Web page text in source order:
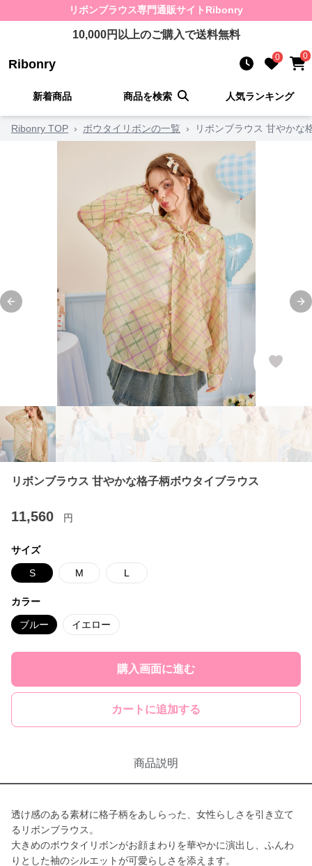
リボンブラウス専門通販サイト Ribonry
10,000円以上のご購入で送料無料
Ribonry 0 0
新着商品 商品を検索 人気ランキング
Ribonry TOP › ボウタイリボンの一覧 › リボンブラウス 甘やかな
Previous slide
リボンブラウス 甘やかな格子柄ボウタイブラウス
11,560 円
サイズ
S M L
カラー
ブルー イエロー
購入画面に進む
カートに追加する
商品説明
透け感のある素材に格子柄をあしらった、女性らしさを引き立て
るリボンブラウス。
大きめのボウタイリボンがお顔まわりを華やかに演出し、ふんわ
りとした袖のシルエットが可愛らしさを添えます。